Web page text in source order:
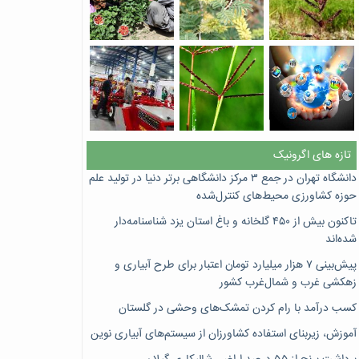
تازه های اگرونیک
دانشگاه تهران در جمع ۳ مرکز دانشگاهی برتر دنیا در تولید علم
حوزه کشاورزی محیط‌های کنترل‌شده
تاکنون بیش از ۴۵۰ گلخانه و باغ استان یزد شناسنامه‌دار
شده‌اند
پیش‌بینی ۷‌ هزار میلیارد تومان اعتبار برای طرح آبیاری و
زهکشی غرب و شمال‌غرب کشور
کسب درآمد با رام کردن تمشک‌های وحشی در گلستان
آموزش، زیربنای استفاده کشاورزان از سیستم‌های آبیاری نوین